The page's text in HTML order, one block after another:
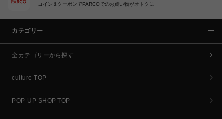
コイン＆クーポンでPARCOでのお買い物がオトクに
カテゴリー
全カテゴリーから探す
culture TOP
POP-UP SHOP TOP